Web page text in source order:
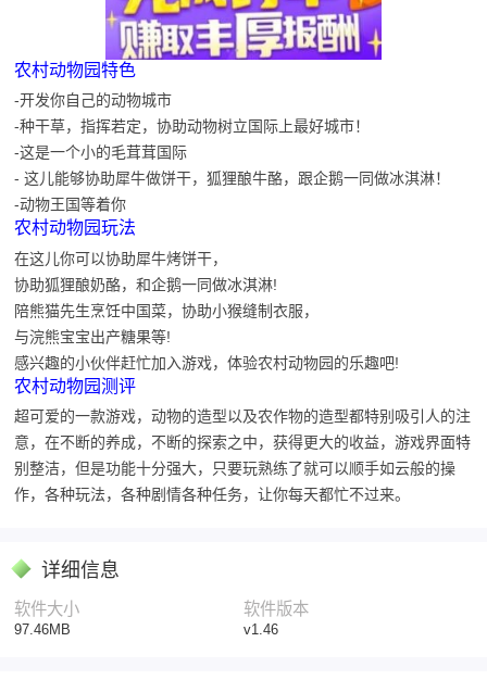
农村动物园特色
-开发你自己的动物城市
-种干草，指挥若定，协助动物树立国际上最好城市！
-这是一个小的毛茸茸国际
- 这儿能够协助犀牛做饼干，狐狸酿牛酪，跟企鹅一同做冰淇淋！
-动物王国等着你
农村动物园玩法
在这儿你可以协助犀牛烤饼干，
协助狐狸酿奶酪，和企鹅一同做冰淇淋!
陪熊猫先生烹饪中国菜，协助小猴缝制衣服，
与浣熊宝宝出产糖果等!
感兴趣的小伙伴赶忙加入游戏，体验农村动物园的乐趣吧!
农村动物园测评
超可爱的一款游戏，动物的造型以及农作物的造型都特别吸引人的注
意，在不断的养成，不断的探索之中，获得更大的收益，游戏界面特
别整洁，但是功能十分强大，只要玩熟练了就可以顺手如云般的操
作，各种玩法，各种剧情各种任务，让你每天都忙不过来。
详细信息
软件大小
97.46MB
软件版本
v1.46